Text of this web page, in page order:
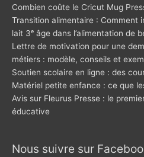
Combien coûte le Cricut Mug
Transition alimentaire : Comment
lait 3ᵉ âge dans l’alimentation de
Lettre de motivation pour une
métiers : modèle, conseils et
Soutien scolaire en ligne : des
Matériel petite enfance : ce que
Avis sur Fleurus Presse : le
éducative
Nous suivre sur